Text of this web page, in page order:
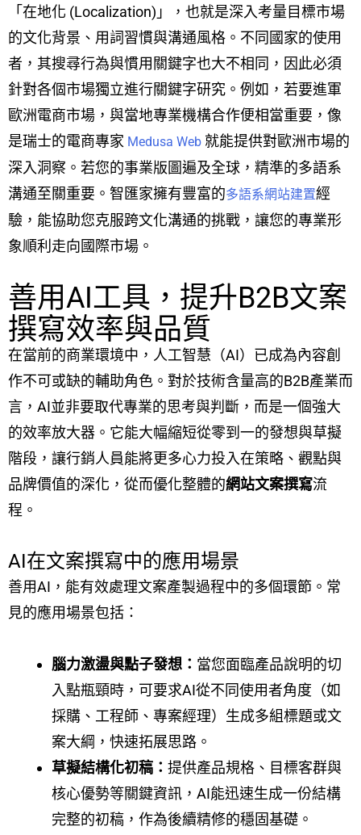
「在地化 (Localization)」，也就是深入考量目標市場
的文化背景、用詞習慣與溝通風格。不同國家的使用
者，其搜尋行為與慣用關鍵字也大不相同，因此必須
針對各個市場獨立進行關鍵字研究。例如，若要進軍
歐洲電商市場，與當地專業機構合作便相當重要，像
是瑞士的電商專家 Medusa Web 就能提供對歐洲市場的
深入洞察。若您的事業版圖遍及全球，精準的多語系
溝通至關重要。智匯家擁有豐富的多語系網站建置經
驗，能協助您克服跨文化溝通的挑戰，讓您的專業形
象順利走向國際市場。
善用AI工具，提升B2B文案
撰寫效率與品質
在當前的商業環境中，人工智慧（AI）已成為內容創
作不可或缺的輔助角色。對於技術含量高的B2B產業而
言，AI並非要取代專業的思考與判斷，而是一個強大
的效率放大器。它能大幅縮短從零到一的發想與草擬
階段，讓行銷人員能將更多心力投入在策略、觀點與
品牌價值的深化，從而優化整體的網站文案撰寫流
程。
AI在文案撰寫中的應用場景
善用AI，能有效處理文案產製過程中的多個環節。常
見的應用場景包括：
腦力激盪與點子發想： 當您面臨產品說明的切
入點瓶頸時，可要求AI從不同使用者角度（如
採購、工程師、專案經理）生成多組標題或文
案大綱，快速拓展思路。
草擬結構化初稿： 提供產品規格、目標客群與
核心優勢等關鍵資訊，AI能迅速生成一份結構
完整的初稿，作為後續精修的穩固基礎。